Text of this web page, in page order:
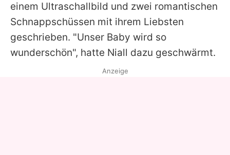
einem Ultraschallbild und zwei romantischen
Schnappschüssen mit ihrem Liebsten
geschrieben. "Unser Baby wird so
wunderschön", hatte Niall dazu geschwärmt.
Anzeige